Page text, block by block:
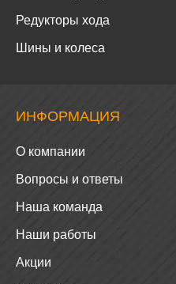
Редукторы хода
Шины и колеса
ИНФОРМАЦИЯ
О компании
Вопросы и ответы
Наша команда
Наши работы
Акции